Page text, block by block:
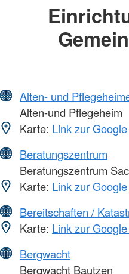
Alten- und
Alten-und Pflegeheim
Karte: Link zur
Beratungszentrum
Beratungszentrum
Karte: Link zur
Bereitschaften /
Karte: Link zur
Bergwacht
Bergwacht Bautzen